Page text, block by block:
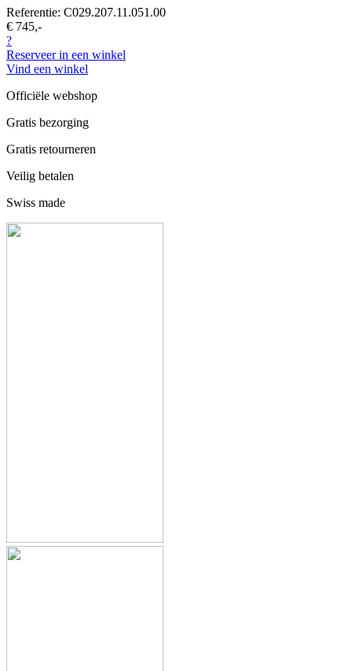
Referentie: C029.207.11.051.00
€ 745,-
?
Reserveer in een winkel
Vind een winkel
Officiële webshop
Gratis bezorging
Gratis retourneren
Veilig betalen
Swiss made